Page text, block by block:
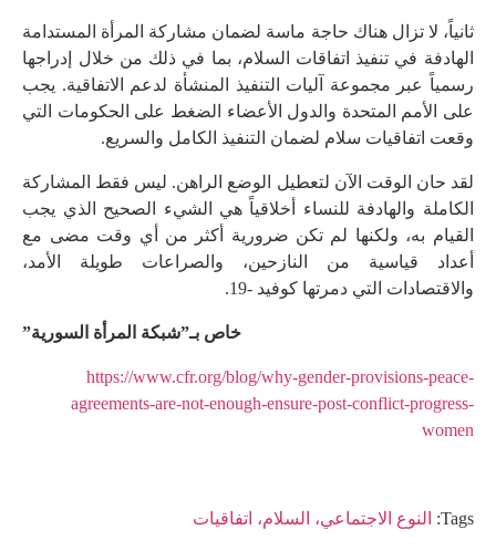
ثانياً، لا تزال هناك حاجة ماسة لضمان مشاركة المرأة المستدامة
الهادفة في تنفيذ اتفاقات السلام، بما في ذلك من خلال إدراجها
رسمياً عبر مجموعة آليات التنفيذ المنشأة لدعم الاتفاقية. يجب
على الأمم المتحدة والدول الأعضاء الضغط على الحكومات التي
وقعت اتفاقيات سلام لضمان التنفيذ الكامل والسريع.
لقد حان الوقت الآن لتعطيل الوضع الراهن. ليس فقط المشاركة
الكاملة والهادفة للنساء أخلاقياً هي الشيء الصحيح الذي يجب
القيام به، ولكنها لم تكن ضرورية أكثر من أي وقت مضى مع
أعداد قياسية من النازحين، والصراعات طويلة الأمد،
والاقتصادات التي دمرتها كوفيد -19.
خاص بـ”شبكة المرأة السورية”
https://www.cfr.org/blog/why-gender-provisions-peace-
agreements-are-not-enough-ensure-post-conflict-progress-
women
Tags: النوع الاجتماعي، السلام، اتفاقيات